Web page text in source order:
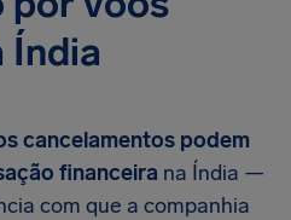
Índia
cancelamentos podem
financeira na Índia —
com que a companhia